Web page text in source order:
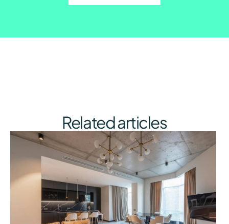
Related articles